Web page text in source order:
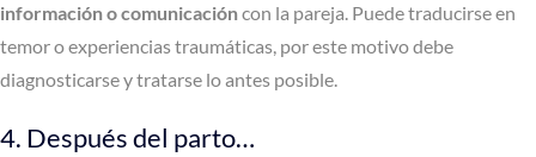
información o comunicacióncon la pareja. Puede traducirse en
temor o experiencias traumáticas, por este motivo debe
diagnosticarse y tratarse lo antes posible.
4. Después del parto…